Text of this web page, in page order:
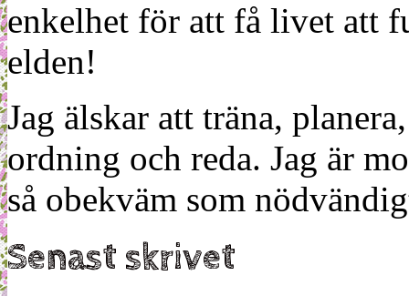
enkelhet för att få livet att
elden!
Jag älskar att träna,
ordning och reda. Jag är
så obekväm som
Senast skrivet